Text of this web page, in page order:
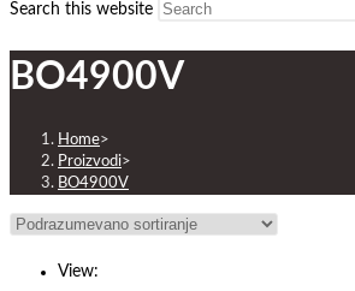
Search this website
BO4900V
Home>
Proizvodi>
BO4900V
View: